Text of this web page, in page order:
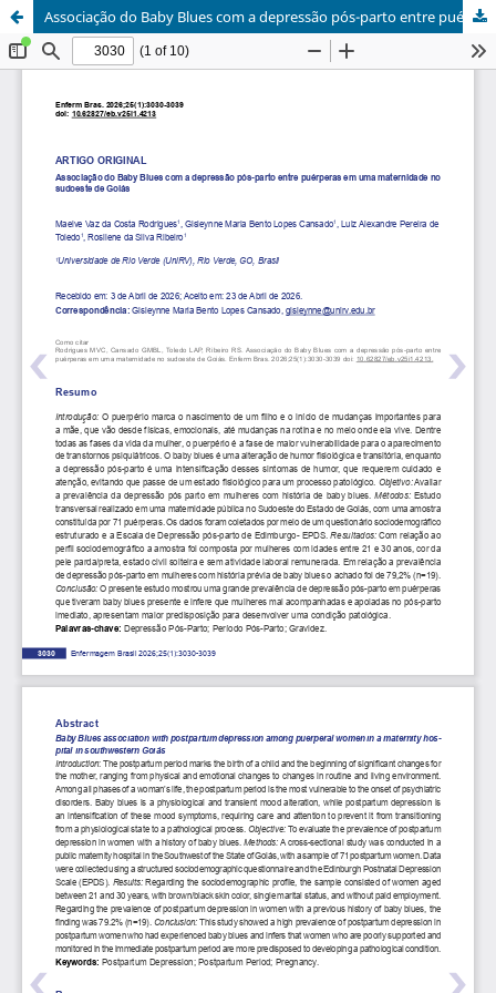
Associação do Baby Blues com a depressão pós-parto entre puérperas em uma maternidade no sudoeste de Goiás